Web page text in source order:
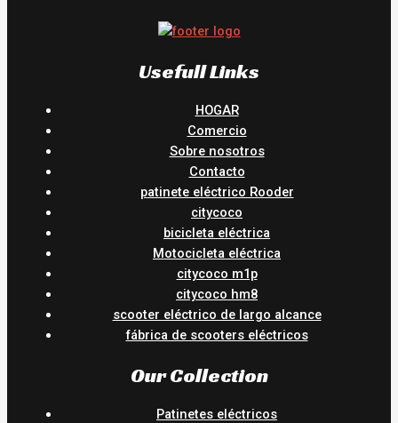
Usefull Links
HOGAR
Comercio
Sobre nosotros
Contacto
patinete eléctrico Rooder
citycoco
bicicleta eléctrica
Motocicleta eléctrica
citycoco m1p
citycoco hm8
scooter eléctrico de largo alcance
fábrica de scooters eléctricos
Our Collection
Patinetes eléctricos